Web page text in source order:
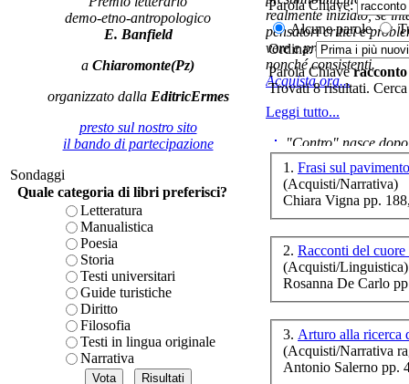
demo-etno-antropologico
E. Banfield
a Chiaromonte(Pz)
organizzato dalla EditricErmes
presto sul nostro sito
il bando di partecipazione
Sondaggi
Quale categoria di libri preferisci?
Letteratura
Manualistica
Poesia
Storia
Testi universitari
Guide turistiche
Diritto
Filosofia
Testi in lingua originale
Narrativa
realmente iniziato, se
pensatori critici e
vere e proprie correnti
nonché consistenti.
Acquista ora...
Leggi tutto...
"Contro" nasce
cominciato con la
ripensaremarx. i saggi
questa collaborazione
è teorica, sempre però
presente fase.
Acquista ora...
A feed could not be
http://www.lastampa.it/
Parola Chiave:
Alcune parole
Ordina:
Parola Chiaveracconto
Trovati 8 risultati.
1. Frasi sul
(Acquisti/Narrativa)
Chiara Vigna pp.
2.
(Acquisti/Linguistica)
Rosanna De Carlo
3. Arturo alla ricerca
(Acquisti/Narrativa
Antonio Salerno pp.